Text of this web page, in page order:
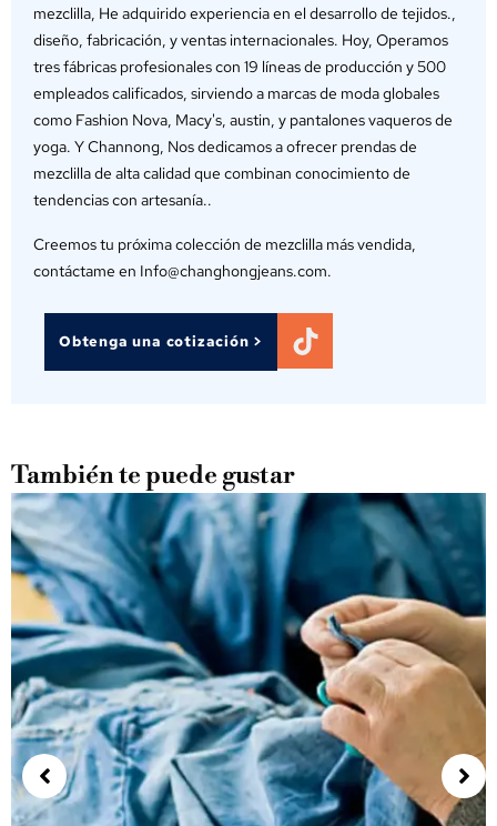
mezclilla, He adquirido experiencia en el desarrollo de tejidos.,
diseño, fabricación, y ventas internacionales. Hoy, Operamos
tres fábricas profesionales con 19 líneas de producción y 500
empleados calificados, sirviendo a marcas de moda globales
como Fashion Nova, Macy's, austin, y pantalones vaqueros de
yoga. Y Channong, Nos dedicamos a ofrecer prendas de
mezclilla de alta calidad que combinan conocimiento de
tendencias con artesanía..
Creemos tu próxima colección de mezclilla más vendida,
contáctame en Info@changhongjeans.com.
Obtenga una cotización >
También te puede gustar